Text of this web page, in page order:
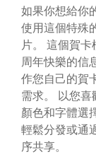
如果你想給你
使用這個特殊
片。 這個賀
周年快樂的信
作您自己的賀
需求。 以您喜
顏色和字體選
輕鬆分發或通
序共享。